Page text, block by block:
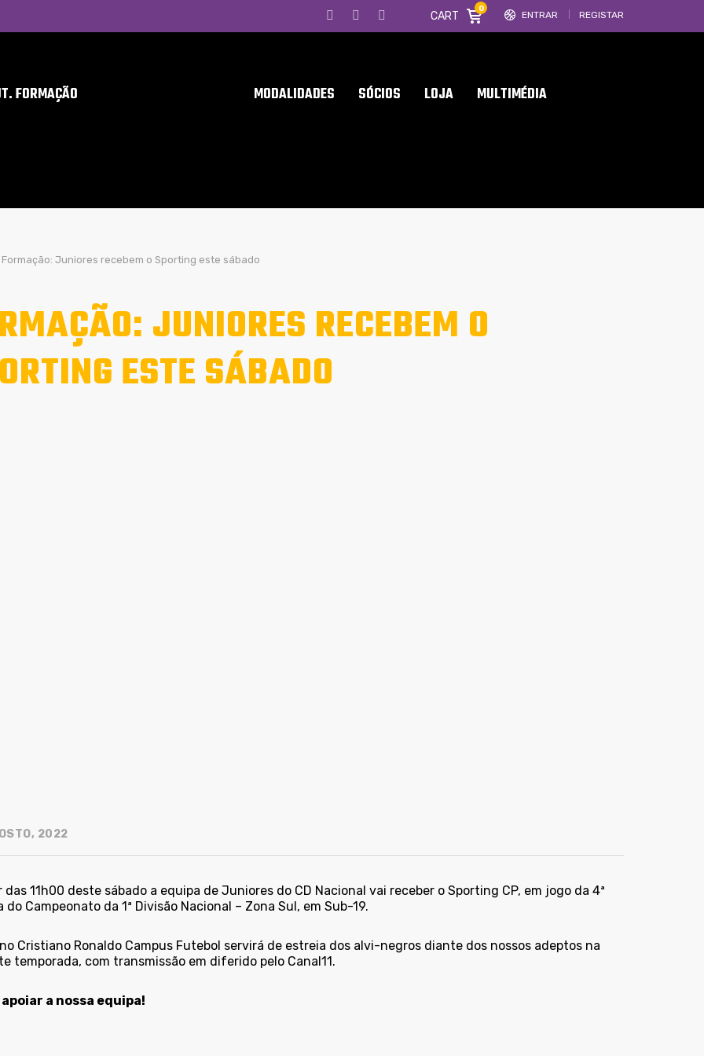
ENTRAR REGISTAR
CART
0
FORMAÇÃO MODALIDADES SÓCIOS LOJA MULTIMÉDIA
Formação: Juniores recebem o Sporting este sábado
JUNIORES RECEBEM O
ESTE SÁBADO
2022
das 11h00 deste sábado a equipa de Juniores do CD Nacional vai receber o Sporting CP, em jogo da 4ª
do Campeonato da 1ª Divisão Nacional – Zona Sul, em Sub-19.
Cristiano Ronaldo Campus Futebol servirá de estreia dos alvi-negros diante dos nossos adeptos na
temporada, com transmissão em diferido pelo Canal11.
a nossa equipa!